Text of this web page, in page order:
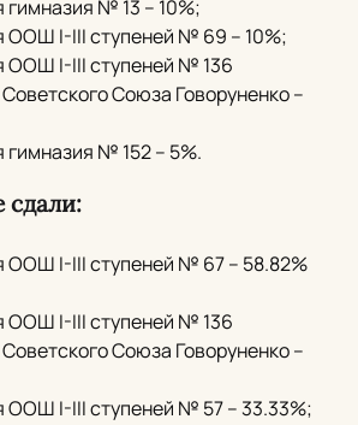
гимназия № 13 – 10%;
ООШ I-III ступеней № 69 – 10%;
ООШ I-III ступеней № 136
Союза Говоруненко –
гимназия № 152 – 5%.
сдали:
ООШ I-III ступеней № 67 – 58.82%
ООШ I-III ступеней № 136
Союза Говоруненко –
ООШ I-III ступеней № 57 – 33.33%;